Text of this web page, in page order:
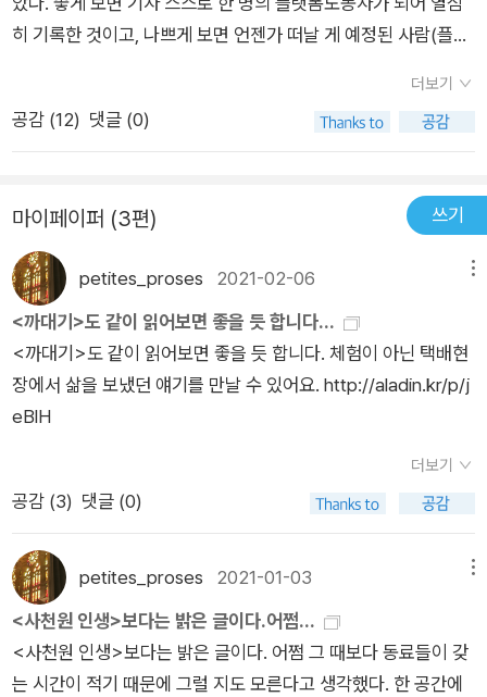
히 기록한 것이고, 나쁘게 보면 언젠가 떠날 게 예정된 사람(플랫
외부인으로서의 위상을 극복(?)하지 못했다. 어쨌든 노동자를 죽
도록 쥐어짜 부려먹음으로써 돌아가는 플랫폼자본주의 생태계의
루하다(저자는 옛날 식으로 표현하면 국가독점‘복지‘자본주의자
인 것 같다). ‘보도자료‘에 자기 주장이 너무 많아지면, 사족처럼
느껴질 수밖에 없다.
더보기
공감 (12) 댓글 (0)
마이페이퍼 (3편) 쓰기
petites_proses 2021-02-06
<까대기>도 같이 읽어보면 좋을 듯 합니다...
<까대기>도 같이 읽어보면 좋을 듯 합니다. 체험이 아닌 택배현
장에서 삶을 보냈던 얘기를 만날 수 있어요. http://aladin.kr/p/j
eBlH
더보기
공감 (3) 댓글 (0)
petites_proses 2021-01-03
<사천원 인생>보다는 밝은 글이다.어쩜...
<사천원 인생>보다는 밝은 글이다. 어쩜 그 때보다 동료들이 갖
는 시간이 적기 때문에 그럴 지도 모른다고 생각했다. 한 공간에